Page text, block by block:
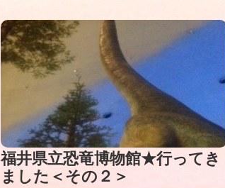
福井県立恐竜博物館★行ってき
ました＜その２＞